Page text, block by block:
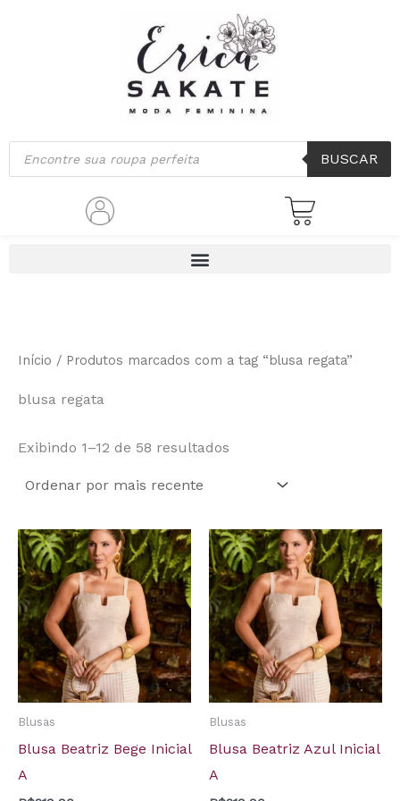
Pesquisar
produtos
BUSCAR
Início / Produtos marcados com a tag “blusa regata”
blusa regata
Exibindo 1–12 de 58 resultados
por
mais
recente
Blusas
Blusa Beatriz Bege Inicial
A
Blusas
Blusa Beatriz Azul Inicial
A